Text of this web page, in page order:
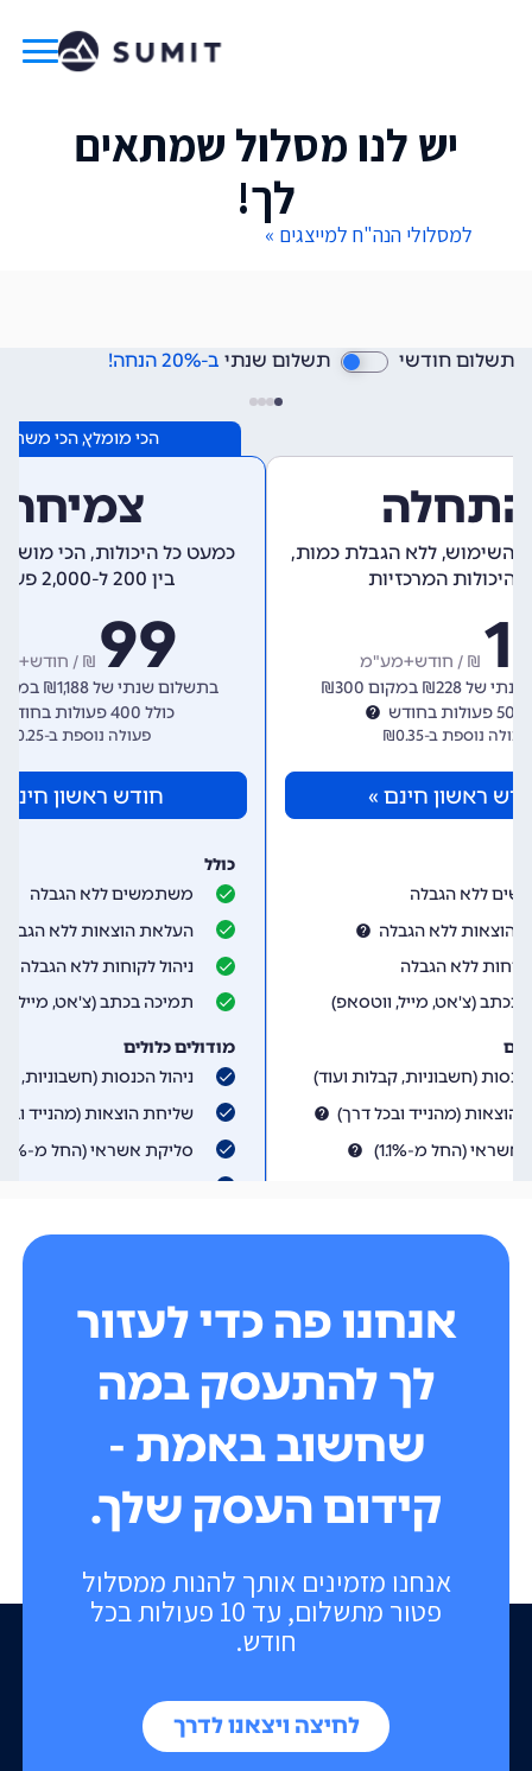
יש לנו מסלול שמתאים
לך!
למסלולי הנה"ח למייצגים »
אנחנו מזמינים אותך להנות ממסלול
פטור מתשלום, עד 10 פעולות בכל
חודש.
לחיצה ויצאנו לדרך
אנחנו פה כדי לעזור
לך להתעסק במה
שחשוב באמת -
קידום העסק שלך.